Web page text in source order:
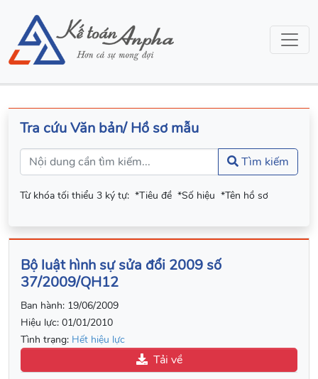
Tra cứu Văn bản/ Hồ sơ mẫu
Tìm kiếm
Từ khóa tối thiểu 3 ký tự: *Tiêu đề *Số hiệu *Tên hồ sơ
Bộ luật hình sự sửa đổi 2009 số
37/2009/QH12
Ban hành: 19/06/2009
Hiệu lực: 01/01/2010
Tình trạng: Hết hiệu lực
Tải về